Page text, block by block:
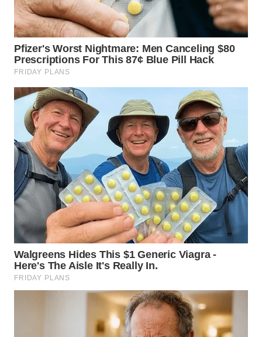
LESUNG
WN
KARO
SIMALUNGUN
WN
LABUHANBATU
WN
TAPANULI
TENGAH
WN DELI
SERDANG
WN
TEBING
TINGGI